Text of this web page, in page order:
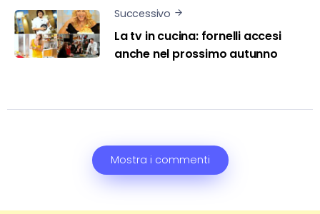
Successivo
La tv in cucina: fornelli accesi
anche nel prossimo autunno
Mostra i commenti